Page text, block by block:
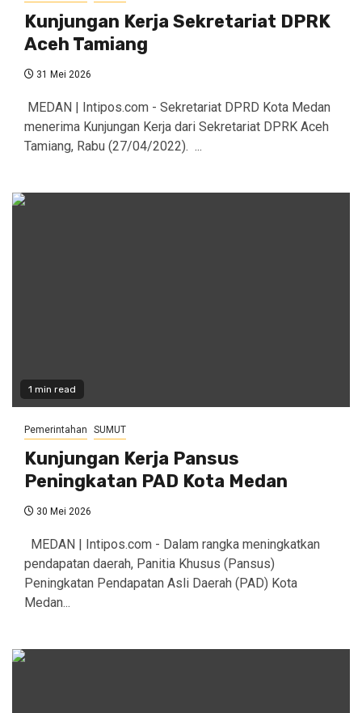
Kunjungan Kerja Sekretariat DPRK
Aceh Tamiang
31 Mei 2026
‎ MEDAN | Intipos.com - Sekretariat DPRD Kota Medan
menerima Kunjungan Kerja dari Sekretariat DPRK Aceh
Tamiang, Rabu (27/04/2022). ...
1 min read
Pemerintahan SUMUT
Kunjungan Kerja Pansus
Peningkatan PAD Kota Medan
30 Mei 2026
MEDAN | Intipos.com - Dalam rangka meningkatkan
pendapatan daerah, Panitia Khusus (Pansus)
Peningkatan Pendapatan Asli Daerah (PAD) Kota
Medan...